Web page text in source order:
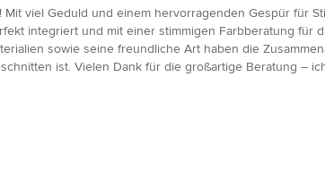
viel Geduld und einem hervorragenden Gespür für
integriert und mit einer stimmigen Farbberatung für
sowie seine freundliche Art haben die
ist. Vielen Dank für die großartige Beratung –